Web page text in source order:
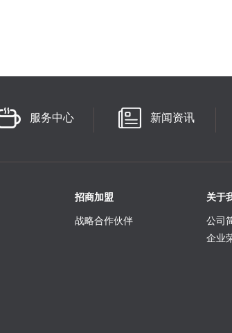
服务中心 新闻资讯
招商加盟
战略合作伙伴
关于
公司
企业